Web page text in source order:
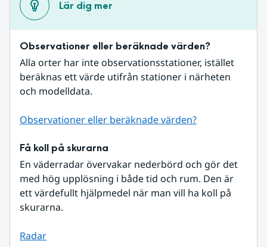
Lär dig mer
Observationer eller beräknade värden?
Alla orter har inte observationsstationer, istället
beräknas ett värde utifrån stationer i närheten
och modelldata.
Observationer eller beräknade värden?
Få koll på skurarna
En väderradar övervakar nederbörd och gör det
med hög upplösning i både tid och rum. Den är
ett värdefullt hjälpmedel när man vill ha koll på
skurarna.
Radar